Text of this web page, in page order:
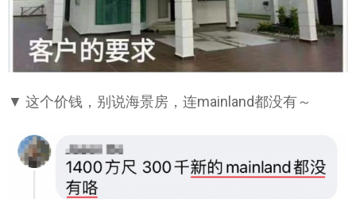
▼ 这个价钱，别说海景房，连mainland都没有～